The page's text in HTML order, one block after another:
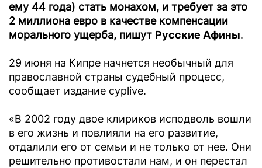
ему 44 года) стать монахом, и требует за это
2 миллиона евро в качестве компенсации
морального ущерба, пишут Русские Афины.
29 июня на Кипре начнется необычный для
православной страны судебный процесс,
сообщает издание cyplive.
«В 2002 году двое клириков исподволь вошли
в его жизнь и повлияли на его развитие,
отдалили его от семьи и не только от нее. Они
решительно противостали нам, и он перестал